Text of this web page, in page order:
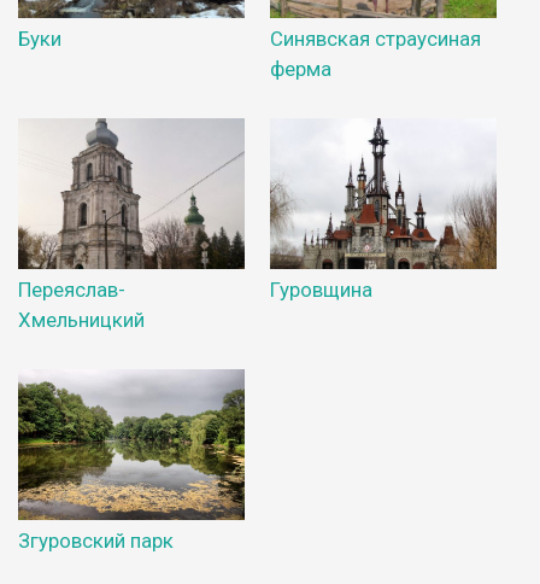
Буки
Синявская страусиная
ферма
Переяслав-
Хмельницкий
Гуровщина
Згуровский парк